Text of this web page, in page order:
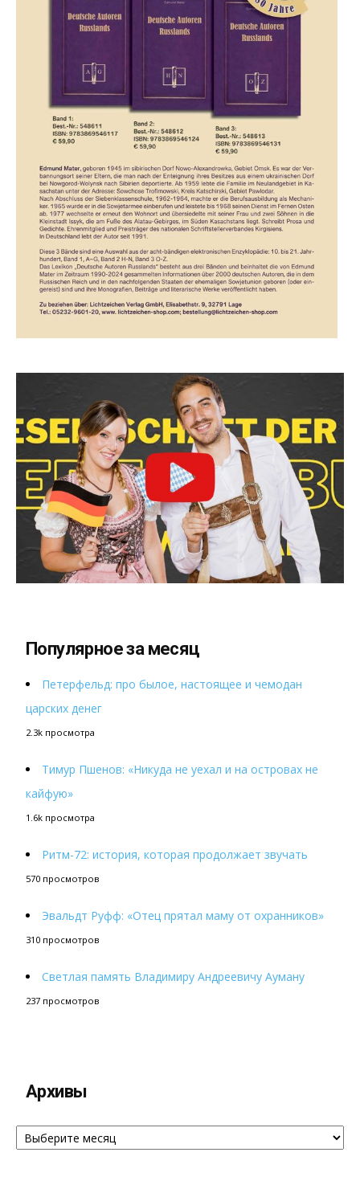
Популярное за месяц
Петерфельд: про былое, настоящее и чемодан
царских денег
2.3k просмотра
Тимур Пшенов: «Никуда не уехал и на островах не
кайфую»
1.6k просмотра
Ритм-72: история, которая продолжает звучать
570 просмотров
Эвальдт Руфф: «Отец прятал маму от охранников»
310 просмотров
Светлая память Владимиру Андреевичу Ауману
237 просмотров
Архивы
Архивы